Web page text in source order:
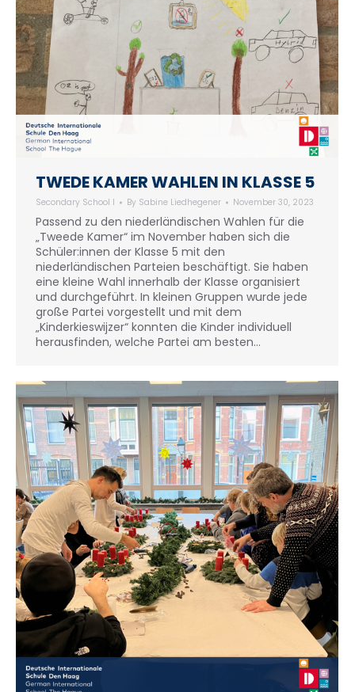
TWEDE KAMER WAHLEN IN KLASSE 5
Secondary School I By Sabine Liedhegener November 30, 2023
Passend zu den niederländischen Wahlen für die
„Tweede Kamer“ im November haben sich die
Schüler:innen der Klasse 5 mit den
niederländischen Parteien beschäftigt. Sie haben
eine kleine Wahl innerhalb der Klasse organisiert
und durchgeführt. In kleinen Gruppen wurde jede
große Partei vorgestellt und mit dem
„Kinderkieswijzer“ konnten die Kinder individuell
herausfinden, welche Partei am besten…